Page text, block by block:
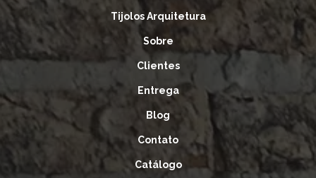
Tijolos Arquitetura
Sobre
Clientes
Entrega
Blog
Contato
Catálogo